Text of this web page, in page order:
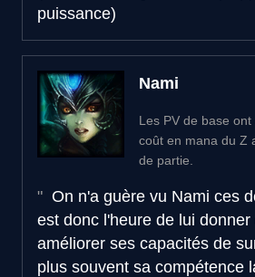
puissance)
Nami
Les PV de base
coût en mana du Z
de partie.
On n'a guère vu Nami ces
est donc l'heure de lui donner
améliorer ses capacités de
plus souvent sa compétence